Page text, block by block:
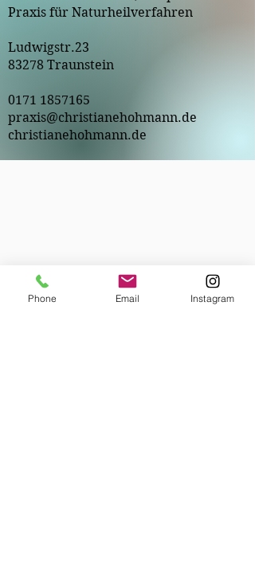
Praxis für Naturheilverfahren
Ludwigstr.23
83278 Traunstein
0171 1857165
praxis@christianehohmann.de
christianehohmann.de
Phone Email Instagram